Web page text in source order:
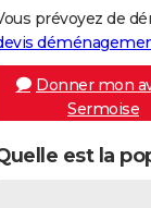
prévoyez de
Donner mon
Sermoise
est la